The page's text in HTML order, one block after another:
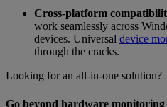
Cross-platform
work seamlessly across
devices. Universal device
through the cracks.
Looking for an all-in-one solution?
Go beyond hardware monitoring